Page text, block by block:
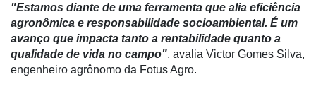
Commerce
Informatização
da
Agricultura
"Estamos diante de uma ferramenta que alia eficiência
agronômica e responsabilidade socioambiental. É um
avanço que impacta tanto a rentabilidade quanto a
qualidade de vida no campo", avalia Victor Gomes Silva,
engenheiro agrônomo da Fotus Agro.